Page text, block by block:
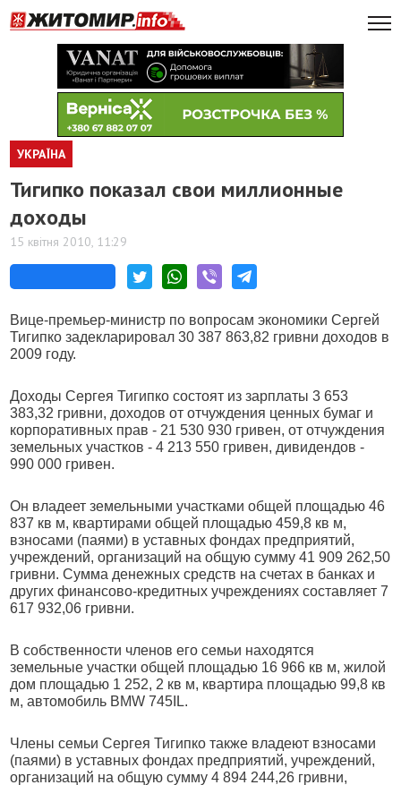
УКРАЇНА
Тигипко показал свои миллионные
доходы
15 квітня 2010, 11:29
Вице-премьер-министр по вопросам экономики Сергей
Тигипко задекларировал 30 387 863,82 гривни доходов в
2009 году.
Доходы Сергея Тигипко состоят из зарплаты 3 653
383,32 гривни, доходов от отчуждения ценных бумаг и
корпоративных прав - 21 530 930 гривен, от отчуждения
земельных участков - 4 213 550 гривен, дивидендов -
990 000 гривен.
Он владеет земельными участками общей площадью 46
837 кв м, квартирами общей площадью 459,8 кв м,
взносами (паями) в уставных фондах предприятий,
учреждений, организаций на общую сумму 41 909 262,50
гривни. Сумма денежных средств на счетах в банках и
других финансово-кредитных учреждениях составляет 7
617 932,06 гривни.
В собственности членов его семьи находятся
земельные участки общей площадью 16 966 кв м, жилой
дом площадью 1 252, 2 кв м, квартира площадью 99,8 кв
м, автомобиль BMW 745IL.
Члены семьи Сергея Тигипко также владеют взносами
(паями) в уставных фондах предприятий, учреждений,
организаций на общую сумму 4 894 244,26 гривни,